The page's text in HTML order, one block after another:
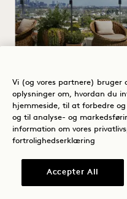
Op til 30 % rabat
En flaske rosé
Fleksible
Vi (og vores partnere) bruger
oplysninger om, hvordan du
hjemmeside, til at forbedre
og til analyse- og
information om vores
fortrolighedserklæring
Accepter All